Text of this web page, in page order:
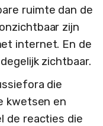
ruimte dan de
zijn
internet. En de
zichtbaar.
die
kwetsen en
de reacties die